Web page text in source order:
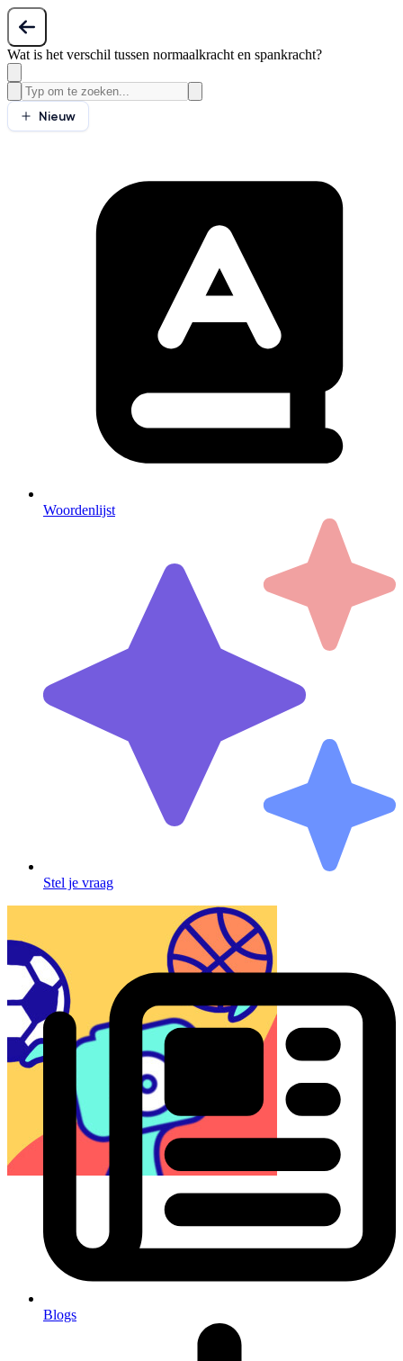
Wat is het verschil tussen normaalkracht en spankracht?
Nieuw
Woordenlijst
Stel je vraag
Blogs